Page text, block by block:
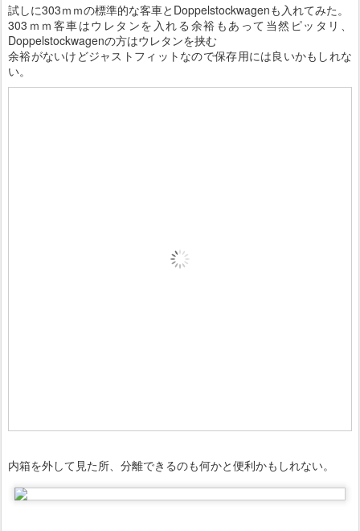
試しに303ｍｍの標準的な客車とDoppelstockwagenも入れてみた。
303ｍｍ客車はウレタンを入れる余裕もあって当然ピッタリ、
Doppelstockwagenの方はウレタンを挟む
余裕がないけどジャストフィットなので保存用には良いかもしれな
い。
内箱を外して見た所、分離できるのも何かと便利かもしれない。